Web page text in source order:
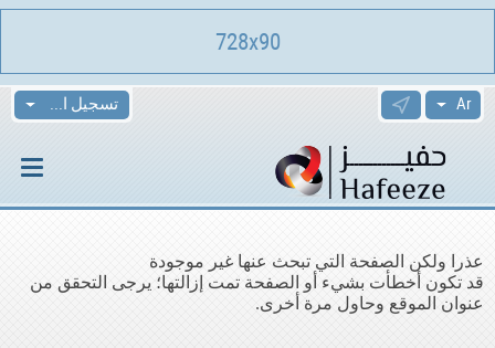
تسجيل الدخول
عذرا ولكن الصفحة التي تبحث عنها غير موجودة
قد تكون أخطأت بشيء أو الصفحة تمت إزالتها؛ يرجى التحقق من
عنوان الموقع وحاول مرة أخرى.
728x90